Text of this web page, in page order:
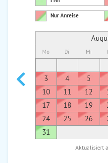
Nur Anreise
Mo Di Mi
3
4 5
10
11 12
17
18 19
24
25 26
31
Aktualisiert